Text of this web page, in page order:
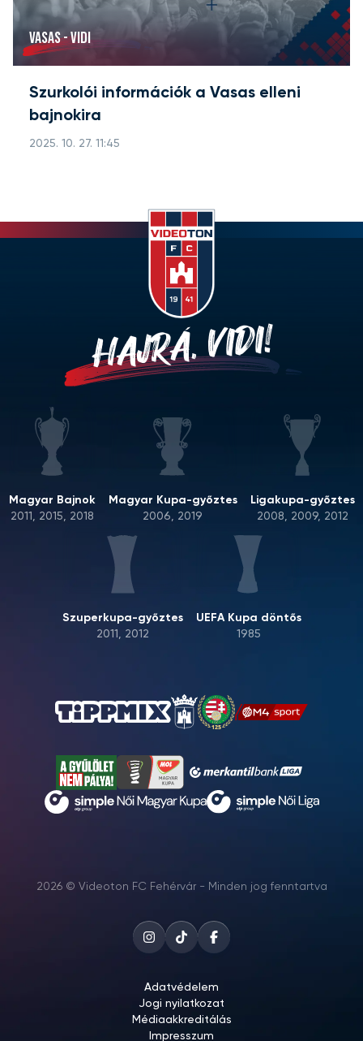
VASAS - VIDI
Szurkolói információk a Vasas elleni
bajnokira
2025. 10. 27. 11:45
HAJRÁ, VIDI!
Magyar Bajnok
2011, 2015, 2018
Magyar Kupa-győztes
2006, 2019
Ligakupa-győztes
2008, 2009, 2012
Szuperkupa-győztes
2011, 2012
UEFA Kupa döntős
1985
2026 © Videoton FC Fehérvár - Minden jog fenntartva
Adatvédelem
Jogi nyilatkozat
Médiaakkreditálás
Impresszum